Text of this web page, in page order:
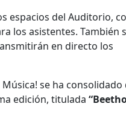
espacios del Auditorio,
los asistentes. También
en directo los
se ha consolidado
edición, titulada